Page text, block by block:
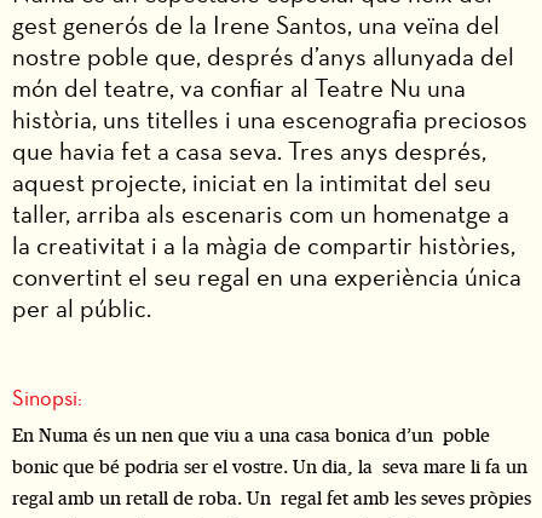
gest generós de la Irene Santos, una veïna del
nostre poble que, després d’anys allunyada del
món del teatre, va confiar al Teatre Nu una
història, uns titelles i una escenografia preciosos
que havia fet a casa seva. Tres anys després,
aquest projecte, iniciat en la intimitat del seu
taller, arriba als escenaris com un homenatge a
la creativitat i a la màgia de compartir històries,
convertint el seu regal en una experiència única
per al públic.
Sinopsi:
En Numa és un nen que viu a una casa bonica d’un poble
bonic que bé podria ser el vostre. Un dia, la seva mare li fa un
regal amb un retall de roba. Un regal fet amb les seves pròpies